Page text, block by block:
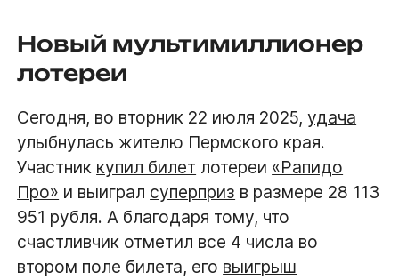
Новый мультимиллионер
лотереи
Сегодня, во вторник 22 июля 2025,удача
улыбнулась жителю Пермского края.
Участник купил билет лотереи «Рапидо
Про» и выиграл суперприз в размере 28 113
951 рубля. А благодаря тому, что
счастливчик отметил все 4 числа во
втором поле билета, его выигрыш